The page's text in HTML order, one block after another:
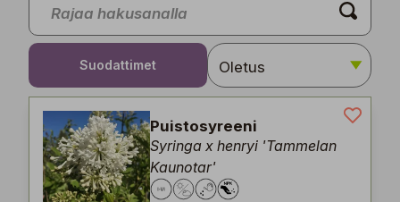
Suodattimet
Puistosyreeni
Syringa x henryi 'Tammelan
Kaunotar'